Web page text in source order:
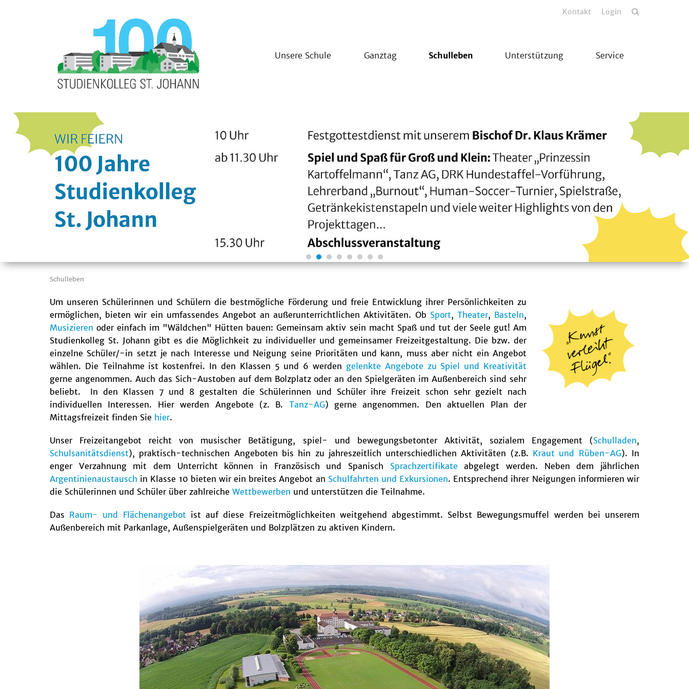
Kontakt Login
Unsere Schule Ganztag Schulleben Unterstützung Service
Schulleben
Um unseren Schülerinnen und Schülern die bestmögliche Förderung und freie Entwicklung ihrer Persönlichkeiten zu
ermöglichen, bieten wir ein umfassendes Angebot an außerunterrichtlichen Aktivitäten. Ob Sport, Theater, Basteln,
Musizierenoder einfach im "Wäldchen" Hütten bauen: Gemeinsam aktiv sein macht Spaß und tut der Seele gut! Am
Studienkolleg St. Johann gibt es die Möglichkeit zu individueller und gemeinsamer Freizeitgestaltung. Die bzw. der
einzelne Schüler/-in setzt je nach Interesse und Neigung seine Prioritäten und kann, muss aber nicht ein Angebot
wählen. Die Teilnahme ist kostenfrei. In den Klassen 5 und 6 werden gelenkte Angebote zu Spiel und Kreativität
gerne angenommen. Auch das Sich-Austoben auf dem Bolzplatz oder an den Spielgeräten im Außenbereich sind sehr
beliebt. In den Klassen 7 und 8 gestalten die Schülerinnen und Schüler ihre Freizeit schon sehr gezielt nach
individuellen Interessen. Hier werden Angebote (z. B. Tanz-AG) gerne angenommen. Den aktuellen Plan der
Mittagsfreizeit finden Sie hier.
Unser Freizeitangebot reicht von musischer Betätigung, spiel- und bewegungsbetonter Aktivität, sozialem Engagement (Schulladen,
Schulsanitätsdienst), praktisch-technischen Angeboten bis hin zu jahreszeitlich unterschiedlichen Aktivitäten (z.B. Kraut und Rüben-AG). In
enger Verzahnung mit dem Unterricht können in Französisch und Spanisch Sprachzertifikateabgelegt werden. Neben dem jährlichen
Argentinienaustausch in Klasse 10 bieten wir ein breites Angebot an Schulfahrten und Exkursionen. Entsprechend ihrer Neigungen informieren wir
die Schülerinnen und Schüler über zahlreiche Wettbewerben und unterstützen die Teilnahme.
Das Raum- und Flächenangebotist auf diese Freizeitmöglichkeiten weitgehend abgestimmt. Selbst Bewegungsmuffel werden bei unserem
Außenbereich mit Parkanlage, Außenspielgeräten und Bolzplätzen zu aktiven Kindern.